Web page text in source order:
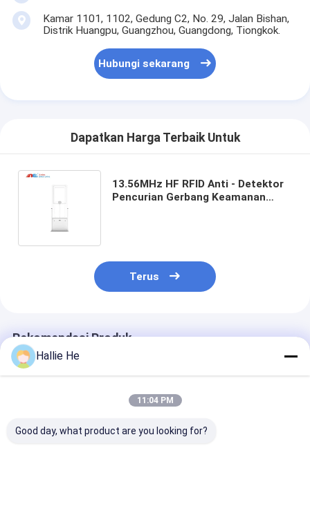
Kamar 1101, 1102, Gedung C2, No. 29, Jalan Bishan,
Distrik Huangpu, Guangzhou, Guangdong, Tiongkok.
Hubungi sekarang
Dapatkan Harga Terbaik Untuk
13.56MHz HF RFID Anti - Detektor
Pencurian Gerbang Keamanan
Terus
Rekomendasi Produk
Hallie He
11:04 PM
Good day, what product are you looking for?